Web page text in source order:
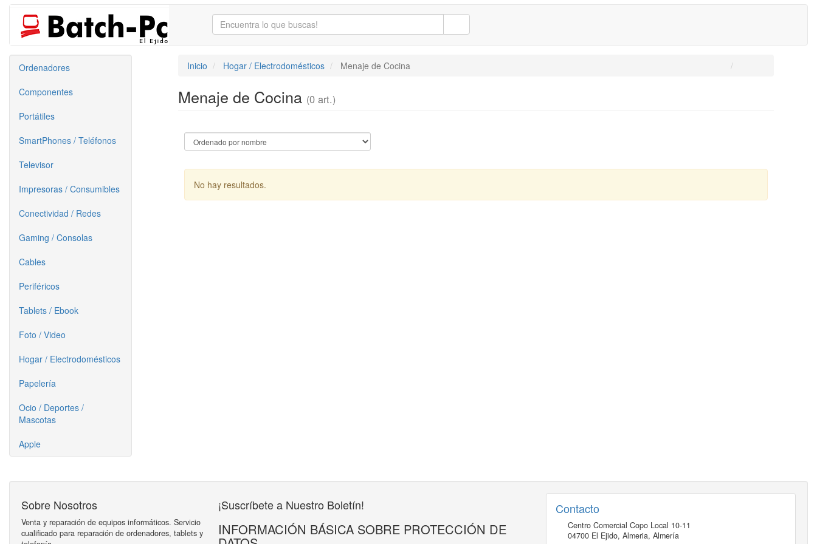
Ordenadores
Componentes
Portátiles
SmartPhones / Teléfonos
Televisor
Impresoras / Consumibles
Conectividad / Redes
Gaming / Consolas
Cables
Periféricos
Tablets / Ebook
Foto / Video
Hogar / Electrodomésticos
Papelería
Ocio / Deportes /
Mascotas
Apple
Inicio Hogar / Electrodomésticos Menaje de Cocina
Menaje de Cocina (0 art.)
No hay resultados.
Sobre Nosotros
Venta y reparación de equipos informáticos. Servicio
cualificado para reparación de ordenadores, tablets y
¡Suscríbete a Nuestro Boletín!
INFORMACIÓN BÁSICA SOBRE PROTECCIÓN DE
Contacto
Centro Comercial Copo Local 10-11
04700 El Ejido, Almeria, Almería